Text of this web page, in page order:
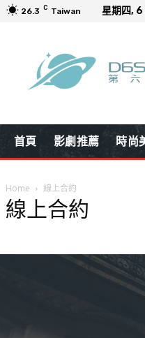
26.3 C Taiwan 星期四,
首頁 影劇推薦 時尚
Home 線上合約
線上合約